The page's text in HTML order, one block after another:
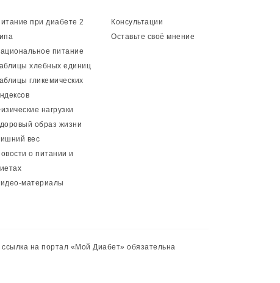
при диабете 2
питание
хлебных единиц
гликемических
нагрузки
образ жизни
вес
о питании и
материалы
Консультации
Оставьте своё мнение
на портал «Мой Диабет» обязательна